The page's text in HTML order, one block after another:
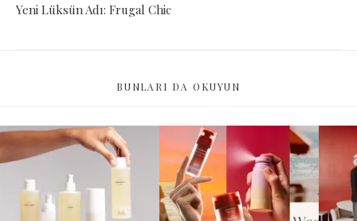
Yeni Lüksün Adı: Frugal Chic
BUNLARI DA OKUYUN